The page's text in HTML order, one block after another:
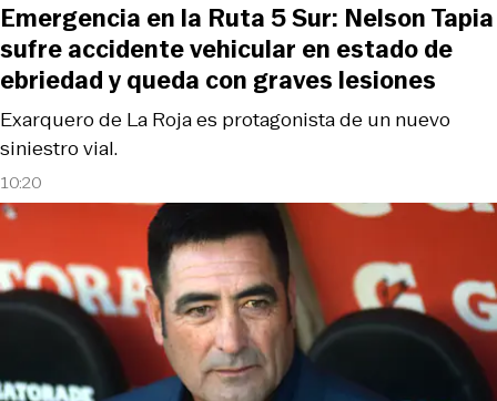
10:20
Exarquero de La Roja es protagonista de un nuevo
siniestro vial.
Emergencia en la Ruta 5 Sur: Nelson Tapia
sufre accidente vehicular en estado de
ebriedad y queda con graves lesiones